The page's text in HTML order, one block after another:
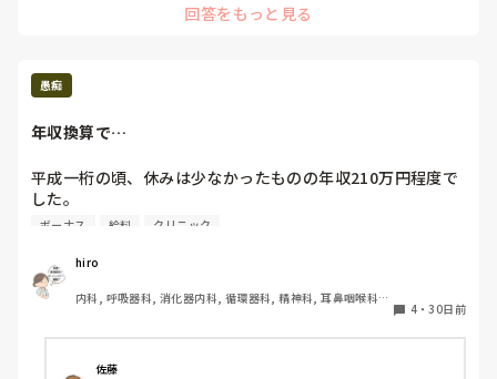
回答をもっと見る
愚痴
年収換算で…
平成一桁の頃、休みは少なかったものの年収210万円程度で
した。
去年まで380万程度でしたが、そこそこ？
看護師など現場の収入を増やすべきですよね
ボーナス 給料 クリニック
hiro
内科, 呼吸器科, 消化器内科, 循環器科, 精神科, 耳鼻咽喉科,
4・30日前
佐藤